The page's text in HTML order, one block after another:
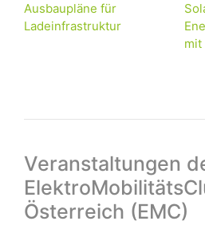
Ausbaupläne für
Ladeinfrastruktur
mit
Veranstaltungen
Österreich (EMC)